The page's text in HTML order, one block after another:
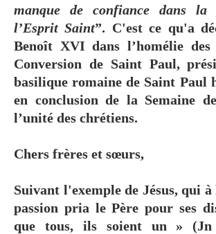
manque de confiance dans la
l’Esprit Saint”. C'est ce qu'a
Benoît XVI dans l’homélie
Conversion de Saint Paul,
basilique romaine de Saint Paul
en conclusion de la Semaine
l’unité des chrétiens.
Chers frères et sœurs,
Suivant l'exemple de Jésus, qui à
passion pria le Père pour ses
que tous, ils soient un » (Jn